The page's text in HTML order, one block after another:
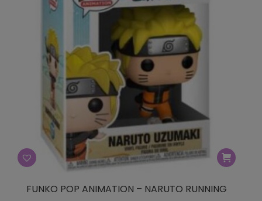
FUNKO POP ANIMATION – NARUTO RUNNING